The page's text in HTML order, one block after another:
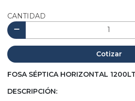
CANTIDAD
Cotizar
FOSA SÉPTICA HORIZONTAL
DESCRIPCIÓN: